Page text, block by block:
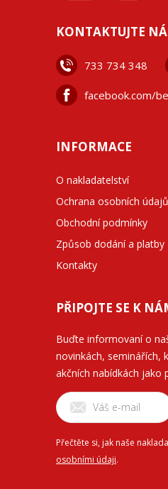
KONTAKTUJTE
733 734 348
facebook.com/
INFORMACE
O nakladatelství
Ochrana osobních údajů
Obchodní podmínky
Způsob dodání a platby
Kontakty
PŘIPOJTE SE K
Buďte informovaní o
novinkách, seminářích,
akčních nabídkách jako
Přečtěte si, jak naše
osobními údaji.